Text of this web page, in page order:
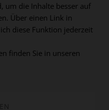
um die Inhalte besser auf
Über einen Link in
diese Funktion jederzeit
finden Sie in unseren